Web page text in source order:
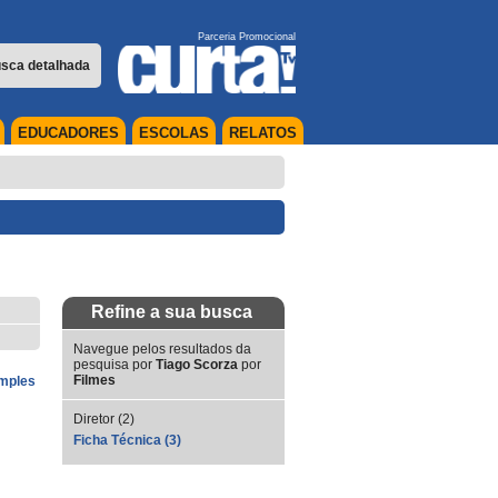
detalhada
Parceria Promocional
RELATOS
ESCOLAS
EDUCADORES
Refine a sua busca
Navegue pelos resultados da
pesquisa por Tiago Scorza por
Filmes
Diretor (2)
Ficha Técnica (3)